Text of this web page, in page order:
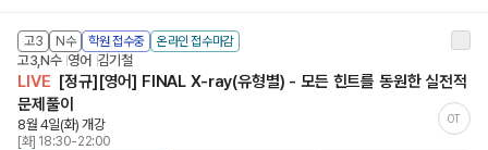
고3 N수 학원 접수중 온라인 접수마감
고3,N수 영어 김기철
LIVE [정규][영어] FINAL X-ray(유형별) - 모든 힌트를 동원한 실전적
문제풀이
OT
8월 4일(화) 개강
[화] 18:30-22:00